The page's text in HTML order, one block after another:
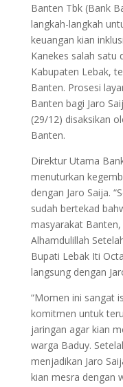
Banten Tbk (Bank
langkah-langkah
keuangan kian
Kanekes salah satu
Kabupaten Lebak,
Banten. Prosesi
Banten bagi Jaro
(29/12) disaksikan
Banten.
Direktur Utama
menuturkan
dengan Jaro Saija.
sudah bertekad
masyarakat
Alhamdulillah
Bupati Lebak Iti
langsung dengan
“Momen ini sangat
komitmen untuk
jaringan agar kian
warga Baduy.
menjadikan Jaro
kian mesra dengan